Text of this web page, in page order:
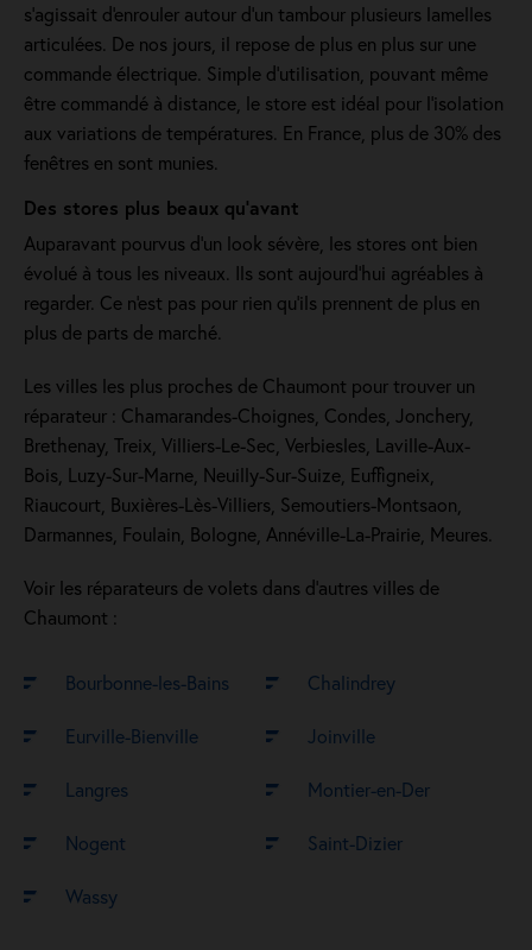
s'agissait d'enrouler autour d'un tambour plusieurs lamelles
articulées. De nos jours, il repose de plus en plus sur une
commande électrique. Simple d'utilisation, pouvant même
être commandé à distance, le store est idéal pour l'isolation
aux variations de températures. En France, plus de 30% des
fenêtres en sont munies.
Des stores plus beaux qu'avant
Auparavant pourvus d'un look sévère, les stores ont bien
évolué à tous les niveaux. Ils sont aujourd'hui agréables à
regarder. Ce n'est pas pour rien qu'ils prennent de plus en
plus de parts de marché.
Les villes les plus proches de Chaumont pour trouver un
réparateur : Chamarandes-Choignes, Condes, Jonchery,
Brethenay, Treix, Villiers-Le-Sec, Verbiesles, Laville-Aux-
Bois, Luzy-Sur-Marne, Neuilly-Sur-Suize, Euffigneix,
Riaucourt, Buxières-Lès-Villiers, Semoutiers-Montsaon,
Darmannes, Foulain, Bologne, Annéville-La-Prairie, Meures.
Voir les réparateurs de volets dans d’autres villes de
Chaumont :
Bourbonne-les-Bains Chalindrey
Eurville-Bienville Joinville
Langres Montier-en-Der
Nogent Saint-Dizier
Wassy